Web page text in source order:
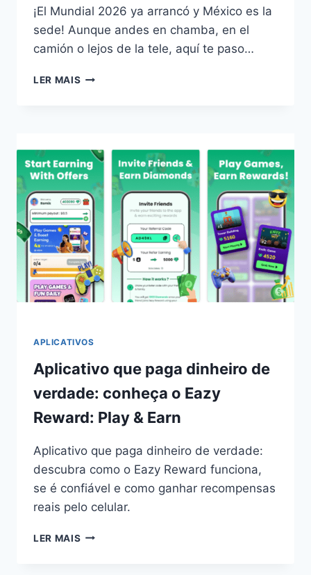
¡El Mundial 2026 ya arrancó y México es la
sede! Aunque andes en chamba, en el
camión o lejos de la tele, aquí te paso…
LER MAIS APPS
2026
EN
VIVO
Y
GRATIS
DESDE
TU
CELULAR
APLICATIVOS
Aplicativo que paga dinheiro de
verdade: conheça o Eazy
Reward: Play & Earn
Aplicativo que paga dinheiro de verdade:
descubra como o Eazy Reward funciona,
se é confiável e como ganhar recompensas
reais pelo celular.
LER MAIS APLICATIVO